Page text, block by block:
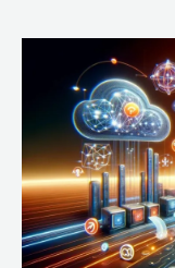
Nuvem:
Google
Cloud,
AWS
e